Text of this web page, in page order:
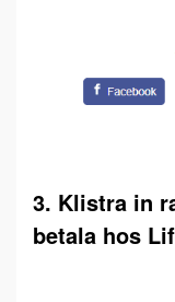
3. Klistra in
betala hos